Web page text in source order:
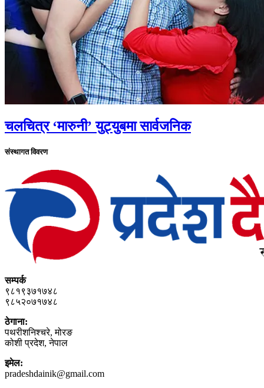
चलचित्र ‘मारुनी’ युट्युबमा सार्वजनिक
संस्थागत विवरण
सम्पर्क
९८१९३७१७४८
९८५२०७१७४८
ठेगाना:
पथरीशनिश्‍चरे, मोरङ
कोशी प्रदेश, नेपाल
इमेल:
pradeshdainik@gmail.com